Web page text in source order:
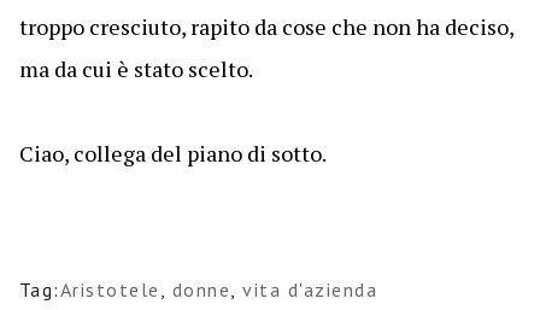
troppo cresciuto, rapito da cose che non ha deciso,
ma da cui è stato scelto.
Ciao, collega del piano di sotto.
Tag:Aristotele , donne,vita d'azienda